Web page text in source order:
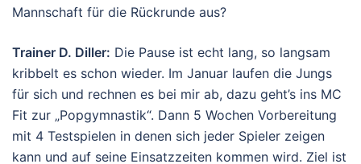
Mannschaft für die Rückrunde aus?
Trainer D. Diller: Die Pause ist echt lang, so langsam
kribbelt es schon wieder. Im Januar laufen die Jungs
für sich und rechnen es bei mir ab, dazu geht’s ins MC
Fit zur „Popgymnastik“. Dann 5 Wochen Vorbereitung
mit 4 Testspielen in denen sich jeder Spieler zeigen
kann und auf seine Einsatzzeiten kommen wird. Ziel ist